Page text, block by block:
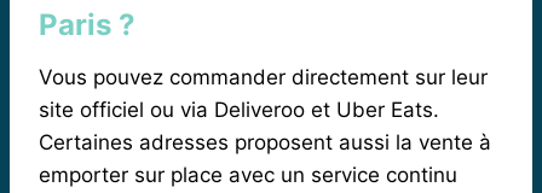
Paris ?
Vous pouvez commander directement sur leur
site officiel ou via Deliveroo et Uber Eats.
Certaines adresses proposent aussi la vente à
emporter sur place avec un service continu